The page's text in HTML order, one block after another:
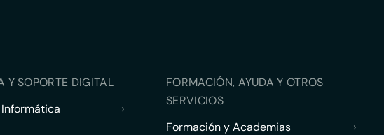
Y SOPORTE DIGITAL
›
FORMACIÓN, AYUDA Y OTROS
SERVICIOS
Formación y Academias
›